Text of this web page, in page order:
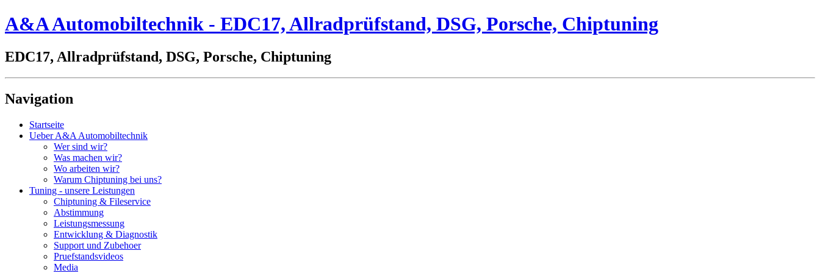
A&A Automobiltechnik - EDC17, Allradprüfstand, DSG, Porsche, Chiptuning
EDC17, Allradprüfstand, DSG, Porsche, Chiptuning
Navigation
Startseite
Ueber A&A Automobiltechnik
Wer sind wir?
Was machen wir?
Wo arbeiten wir?
Warum Chiptuning bei uns?
Tuning - unsere Leistungen
Chiptuning & Fileservice
Abstimmung
Leistungsmessung
Entwicklung & Diagnostik
Support und Zubehoer
Pruefstandsvideos
Media